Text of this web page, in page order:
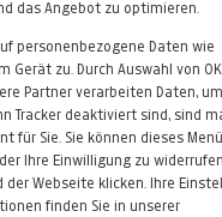
AGB
das Angebot zu optimieren.
personenbezogene Daten wie
zu. Durch Auswahl von
Partner verarbeiten Daten,
Tracker deaktiviert sind, sind
für Sie. Sie können dieses
Ihre Einwilligung zu
Webseite klicken. Ihre
finden Sie in unserer